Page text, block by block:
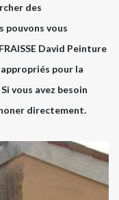
des
pouvons vous
David Peinture
pour la
vous avez besoin
directement.